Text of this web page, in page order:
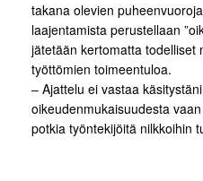
takana olevien
laajentamista perustellaan
jätetään kertomatta todelliset
työttömien toimeentuloa.
– Ajattelu ei vastaa
oikeudenmukaisuudesta
potkia työntekijöitä nilkkoihin